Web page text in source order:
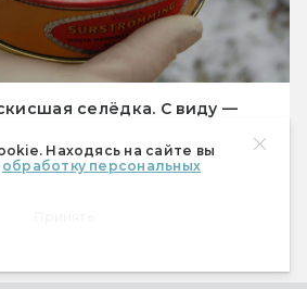
Находясь на сайте вы
обработку персональных
селёдка. С виду —